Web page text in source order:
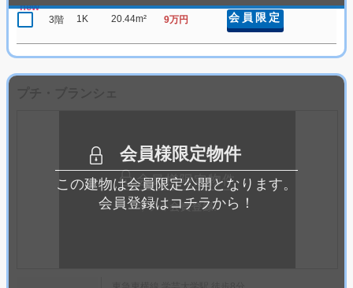
new
3階 1K 20.44m² 9万円 会員限定
会員様限定物件
この建物は会員限定公開となります。
会員登録はコチラから！